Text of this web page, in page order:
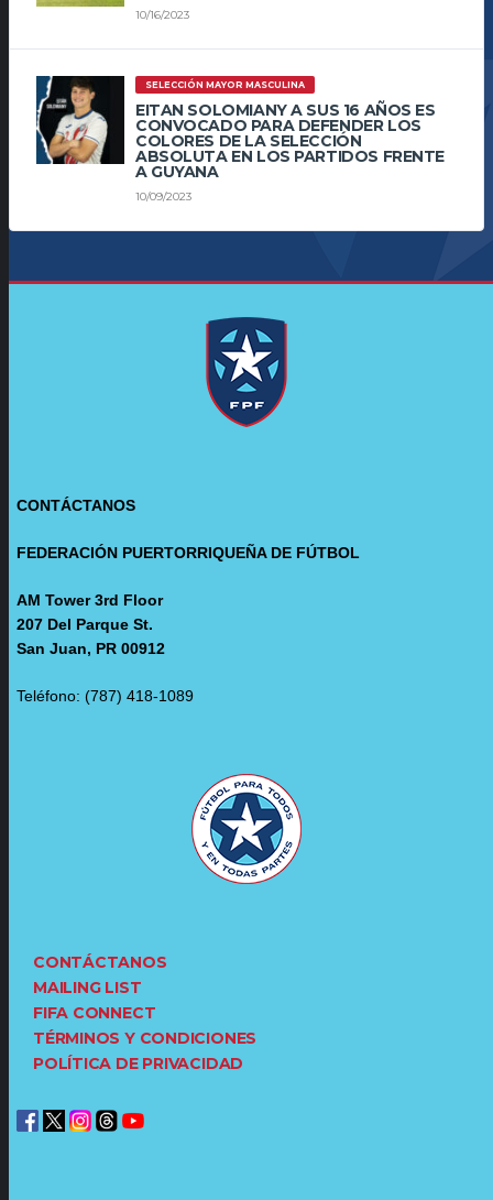
10/16/2023
SELECCIÓN MAYOR MASCULINA
EITAN SOLOMIANY A SUS 16 AÑOS ES
CONVOCADO PARA DEFENDER LOS
COLORES DE LA SELECCIÓN
ABSOLUTA EN LOS PARTIDOS FRENTE
A GUYANA
10/09/2023
CONTÁCTANOS
FEDERACIÓN PUERTORRIQUEÑA DE FÚTBOL
AM Tower 3rd Floor
207 Del Parque St.
San Juan, PR 00912
Teléfono: (787) 418-1089
CONTÁCTANOS
MAILING LIST
FIFA CONNECT
TÉRMINOS Y CONDICIONES
POLÍTICA DE PRIVACIDAD